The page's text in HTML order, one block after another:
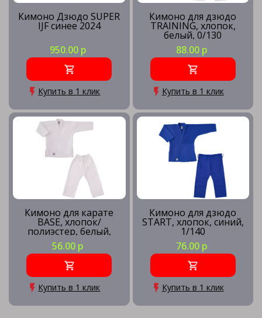
Кимоно Дзюдо SUPER
IJF синее 2024
950.00 р
Купить в 1 клик
Кимоно для дзюдо
TRAINING, хлопок,
белый, 0/130
88.00 р
Купить в 1 клик
Кимоно для карате
BASE, хлопок/
полиэстер, белый,
0/130
56.00 р
Купить в 1 клик
Кимоно для дзюдо
START, хлопок, синий,
1/140
76.00 р
Купить в 1 клик